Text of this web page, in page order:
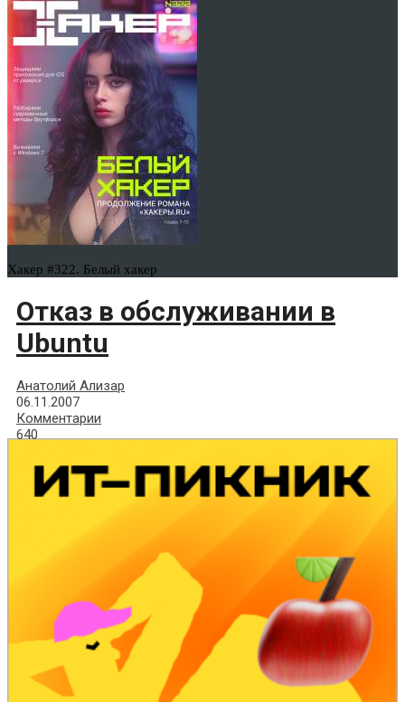
Хакер #322. Белый хакер
Отказ в обслуживании в
Ubuntu
Анатолий Ализар
06.11.2007
Комментарии
640